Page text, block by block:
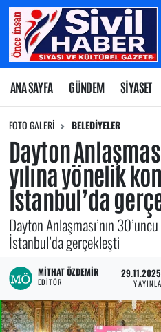
ANA SAYFA GÜNDEM SİYASET
FOTO GALERI BELEDİYELER
Dayton
yılına yönelik
İstanbul’da
Dayton Anlaşması’nın
İstanbul’da gerçekleşti
MITHAT ÖZDEMIR
EDITÖR
Nöbetçi Eczaneler
Hava Durumu
Namaz Vakitleri
Trafik Durumu
Süper Lig Puan Durumu
Tüm Manşetler
Son Dakika Haberleri
Haber Arşivi